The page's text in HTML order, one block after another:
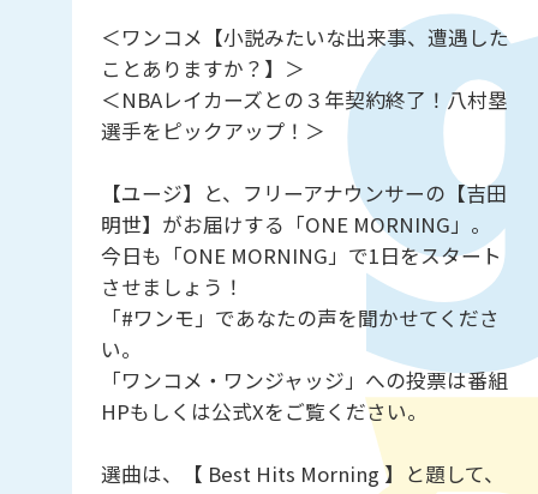
＜ワンコメ【小説みたいな出来事、遭遇した
ことありますか？】＞
＜NBAレイカーズとの３年契約終了！八村塁
選手をピックアップ！＞
【ユージ】と、フリーアナウンサーの【吉田
明世】がお届けする「ONE MORNING」。
今日も「ONE MORNING」で1日をスタート
させましょう！
「#ワンモ」であなたの声を聞かせてくださ
い。
「ワンコメ・ワンジャッジ」への投票は番組
HPもしくは公式Xをご覧ください。
選曲は、【 Best Hits Morning 】と題して、